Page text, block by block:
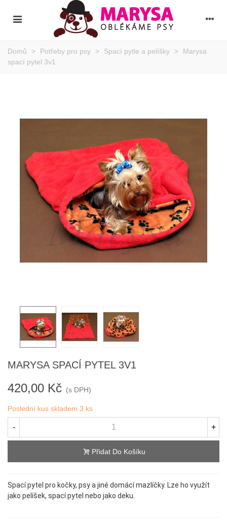
Domů > Potřeby pro psy > Spací pytle a pelíšky >
Marysa
spací pytel 3v1
MARYSA SPACÍ PYTEL 3V1
420,00 Kč (s DPH)
Poslední kus skladem 3 ks
- +
Přidat Do Košíku
Spací pytel pro kočky, psy a jiné domácí mazlíčky. Lze ho využít
jako pelíšek, spací pytel nebo jako deku.